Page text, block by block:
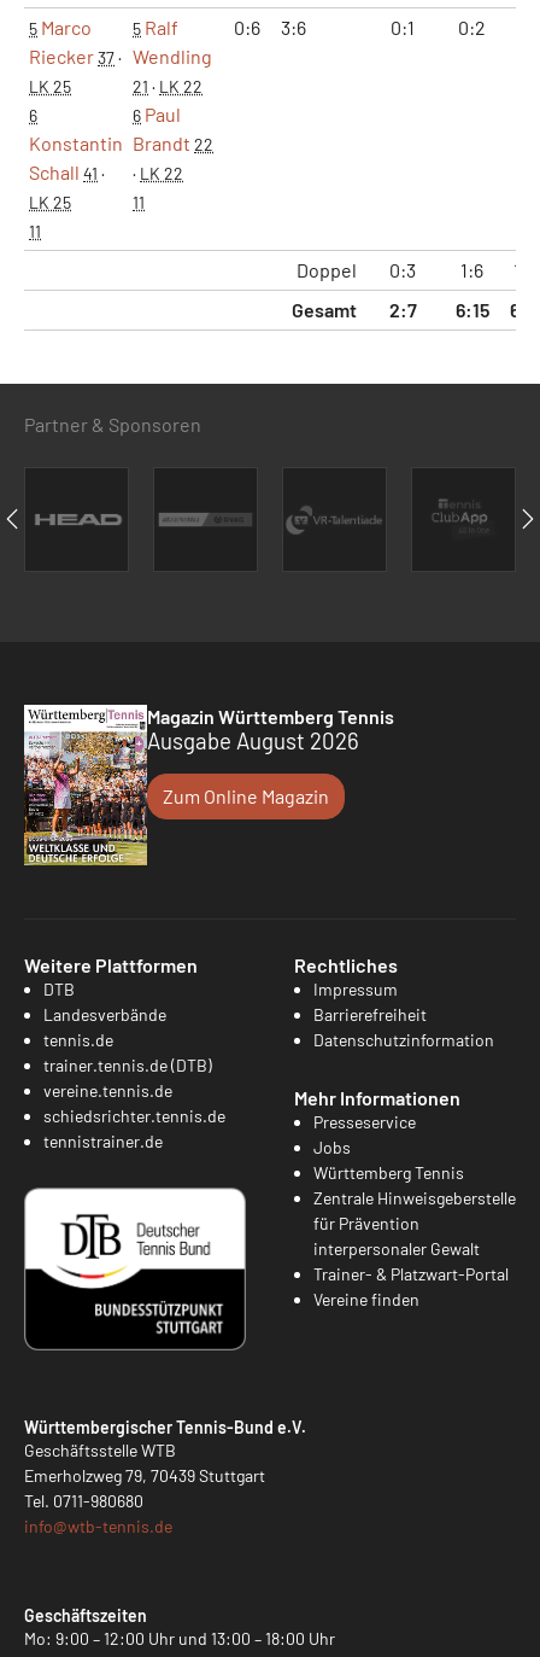
5 Marco
Riecker37·
LK 25
6
Konstantin
Schall 41 ·
LK 25
11
5 Ralf
Wendling
21 · LK 22
6 Paul
Brandt 22
· LK 22
11
0:6 3:6 0:1 0:2
Doppel 0:3 1:6
Gesamt
2:7 6:15
Partner & Sponsoren
Magazin Württemberg Tennis
Ausgabe August 2026
Zum Online Magazin
Weitere Plattformen
DTB
Landesverbände
tennis.de
trainer.tennis.de (DTB)
vereine.tennis.de
schiedsrichter.tennis.de
tennistrainer.de
Rechtliches
Impressum
Barrierefreiheit
Datenschutzinformation
Mehr Informationen
Presseservice
Jobs
Württemberg Tennis
Zentrale Hinweisgeberstelle
für Prävention
interpersonaler Gewalt
Trainer- & Platzwart-Portal
Vereine finden
Württembergischer Tennis-Bund e.V.
Geschäftsstelle WTB
Emerholzweg 79, 70439 Stuttgart
Tel. 0711-980680
info@wtb-tennis.de
Geschäftszeiten
Mo: 9:00 – 12:00 Uhr und 13:00 – 18:00 Uhr